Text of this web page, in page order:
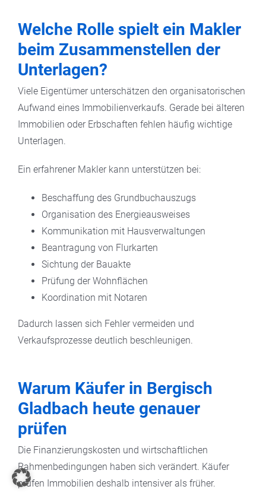
Welche Rolle spielt ein Makler
beim Zusammenstellen der
Unterlagen?
Viele Eigentümer unterschätzen den organisatorischen
Aufwand eines Immobilienverkaufs. Gerade bei älteren
Immobilien oder Erbschaften fehlen häufig wichtige
Unterlagen.
Ein erfahrener Makler kann unterstützen bei:
Beschaffung des Grundbuchauszugs
Organisation des Energieausweises
Kommunikation mit Hausverwaltungen
Beantragung von Flurkarten
Sichtung der Bauakte
Prüfung der Wohnflächen
Koordination mit Notaren
Dadurch lassen sich Fehler vermeiden und
Verkaufsprozesse deutlich beschleunigen.
Warum Käufer in Bergisch
Gladbach heute genauer
prüfen
Die Finanzierungskosten und wirtschaftlichen
Rahmenbedingungen haben sich verändert. Käufer
prüfen Immobilien deshalb intensiver als früher.